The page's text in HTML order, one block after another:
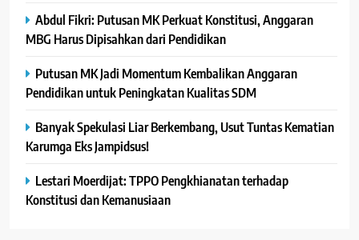
Abdul Fikri: Putusan MK Perkuat Konstitusi, Anggaran
MBG Harus Dipisahkan dari Pendidikan
Putusan MK Jadi Momentum Kembalikan Anggaran
Pendidikan untuk Peningkatan Kualitas SDM
Banyak Spekulasi Liar Berkembang, Usut Tuntas Kematian
Karumga Eks Jampidsus!
Lestari Moerdijat: TPPO Pengkhianatan terhadap
Konstitusi dan Kemanusiaan